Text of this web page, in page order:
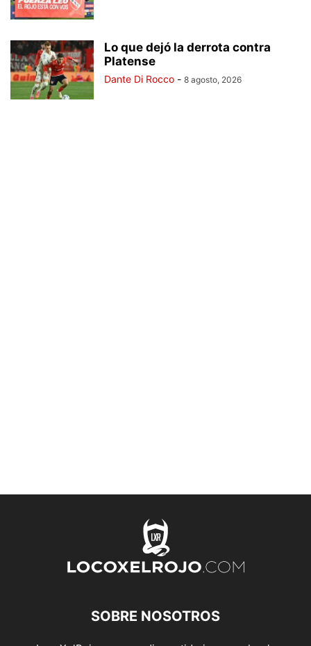
Lo que dejó la derrota contra
Platense
Dante Di Rocco - 8 agosto, 2026
SOBRE NOSOTROS